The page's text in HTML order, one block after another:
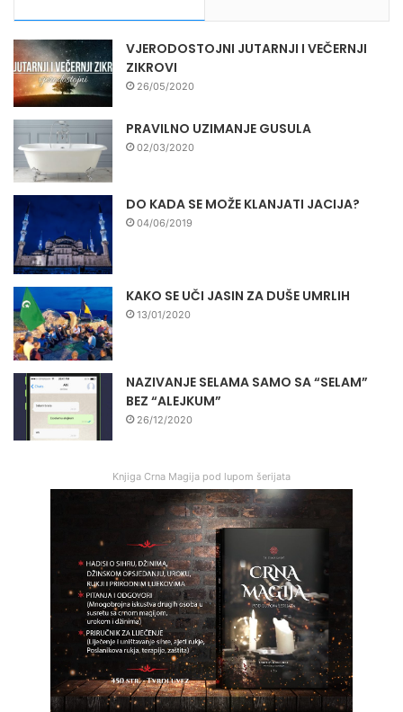
VJERODOSTOJNI JUTARNJI I VEČERNJI
ZIKROVI
26/05/2020
PRAVILNO UZIMANJE GUSULA
02/03/2020
DO KADA SE MOŽE KLANJATI JACIJA?
04/06/2019
KAKO SE UČI JASIN ZA DUŠE UMRLIH
13/01/2020
NAZIVANJE SELAMA SAMO SA “SELAM”
BEZ “ALEJKUM”
26/12/2020
Knjiga Crna Magija pod lupom šerijata